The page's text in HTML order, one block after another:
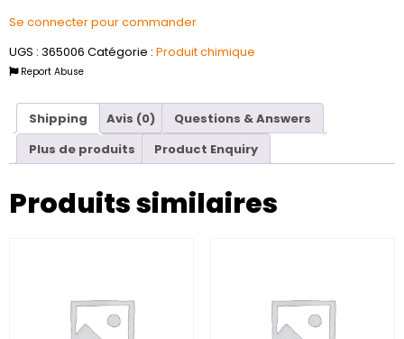
Se connecter pour commander
UGS : 365006 Catégorie : Produit chimique
Report Abuse
Shipping Avis (0)
Questions & Answers
Plus de produits
Product Enquiry
Produits similaires